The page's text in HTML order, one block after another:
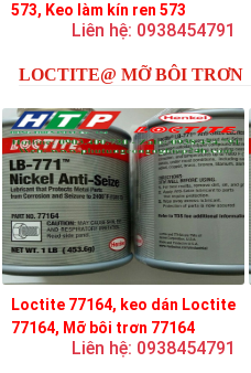
573, Keo làm kín ren 573
Liên hệ: 0938454791
LOCTITE@ MỠ BÔI TRƠN
Loctite 77164, keo dán Loctite
77164, Mỡ bôi trơn 77164
Liên hệ: 0938454791